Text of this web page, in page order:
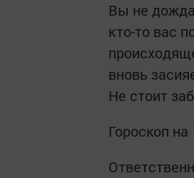
Вы не
кто-то вас
вновь
Не стоит
Гороскоп